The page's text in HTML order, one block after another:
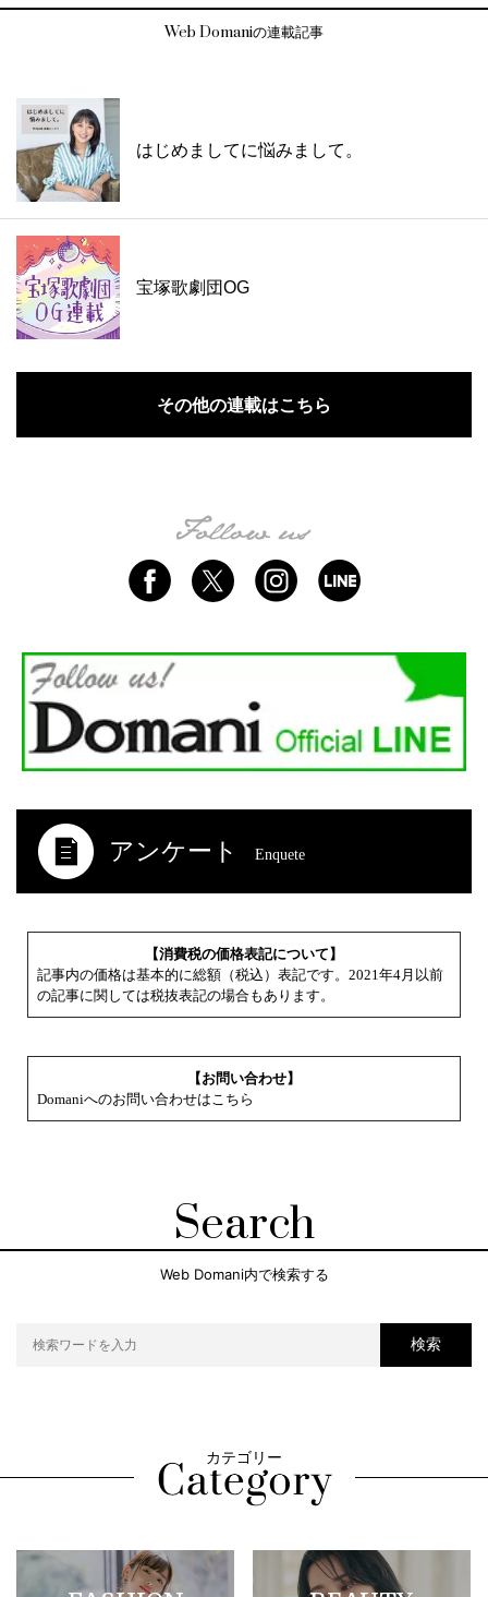
Web Domaniの連載記事
はじめましてに悩みまして。
宝塚歌劇団OG
その他の連載はこちら
アンケート Enquete
【消費税の価格表記について】
記事内の価格は基本的に総額（税込）表記です。2021年4月以前
の記事に関しては税抜表記の場合もあります。
【お問い合わせ】
Domaniへのお問い合わせはこちら
Search
Web Domani内で検索する
検索
カテゴリー